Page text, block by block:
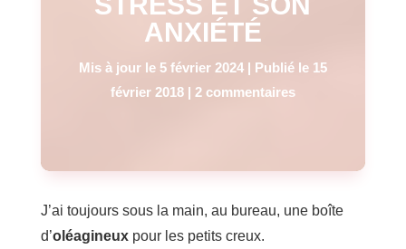
ANXIÉTÉ
Mis à jour le 5 février 2024 | Publié le 15
février 2018| 2 commentaires
J’ai toujours sous la main, au bureau, une boîte
d’oléagineuxpour les petits creux.